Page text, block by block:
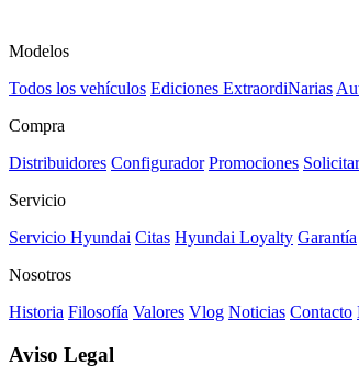
Modelos
Todos los vehículos Ediciones ExtraordiNarias
Compra
Distribuidores Configurador Promociones
Servicio
Servicio Hyundai Citas Hyundai Loyalty Garantía
Nosotros
Historia Filosofía Valores Vlog Noticias Contacto
Aviso Legal